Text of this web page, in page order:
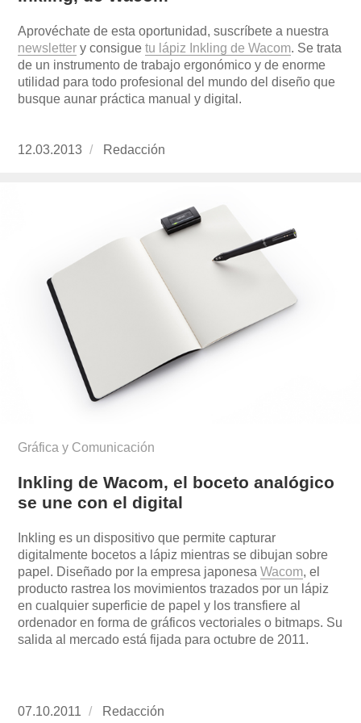
Aprovéchate de esta oportunidad, suscríbete a nuestra
newsletter y consiguetu lápiz Inkling de Wacom. Se trata
de un instrumento de trabajo ergonómico y de enorme
utilidad para todo profesional del mundo del diseño que
busque aunar práctica manual y digital.
Publicado
12.03.2013 https://www.experimenta.es/author/redaccion/
Redacción
Gráfica y Comunicación
Inkling de Wacom, el boceto analógico
se une con el digital
Inkling es un dispositivo que permite capturar
digitalmente bocetos a lápiz mientras se dibujan sobre
papel. Diseñado por la empresa japonesaWacom, el
producto rastrea los movimientos trazados por un lápiz
en cualquier superficie de papel y los transfiere al
ordenador en forma de gráficos vectoriales o bitmaps. Su
salida al mercado está fijada para octubre de 2011.
Publicado
07.10.2011 https://www.experimenta.es/author/redaccion/
Redacción